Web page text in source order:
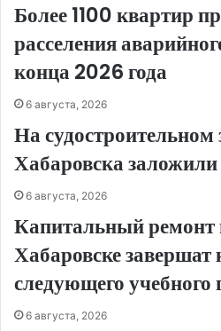
Более 1100 квартир
расселения
конца 2026 года
6 августа, 2026
На судостроительном
Хабаровска
6 августа, 2026
Капитальный
Хабаровске завершат
следующего учебного
6 августа, 2026